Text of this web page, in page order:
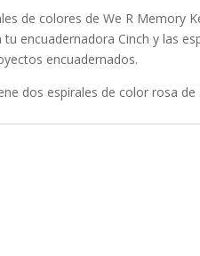
cantidad
de colores de We R Memory
tu encuadernadora Cinch y las
encuadernados.
dos espirales de color rosa de